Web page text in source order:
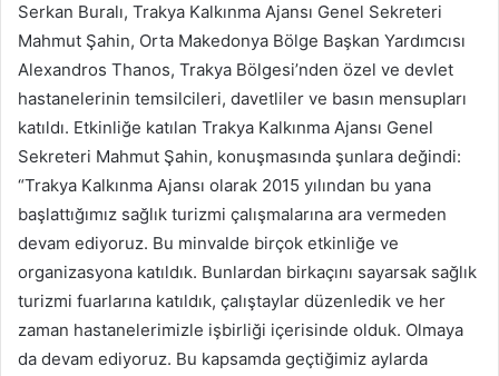
e
r
m
e
k
Serkan Buralı, Trakya Kalkınma Ajansı Genel Sekreteri
Mahmut Şahin, Orta Makedonya Bölge Başkan Yardımcısı
Alexandros Thanos, Trakya Bölgesi’nden özel ve devlet
hastanelerinin temsilcileri, davetliler ve basın mensupları
katıldı. Etkinliğe katılan Trakya Kalkınma Ajansı Genel
Sekreteri Mahmut Şahin, konuşmasında şunlara değindi:
“Trakya Kalkınma Ajansı olarak 2015 yılından bu yana
başlattığımız sağlık turizmi çalışmalarına ara vermeden
devam ediyoruz. Bu minvalde birçok etkinliğe ve
organizasyona katıldık. Bunlardan birkaçını sayarsak sağlık
turizmi fuarlarına katıldık, çalıştaylar düzenledik ve her
zaman hastanelerimizle işbirliği içerisinde olduk. Olmaya
da devam ediyoruz. Bu kapsamda geçtiğimiz aylarda